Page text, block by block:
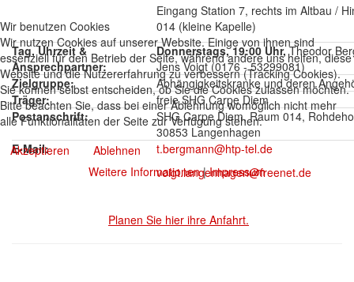
Eingang Station 7, rechts im Altbau /
014 (kleine Kapelle)
Tag, Uhrzeit &
Ansprechpartner:
Donnerstags, 19:00 Uhr,Theodor
Jens Voigt (0176 - 53299081)
Zielgruppe:
Abhängigkeitskranke und deren
Träger:
freie SHG Carpe Diem
Postanschrift:
SHG Carpe Diem, Raum 014,
30853 Langenhagen
E-Mail:
t.bergmann@htp-tel.de
voigt.langenhagen@freenet.de
Planen Sie hier ihre Anfahrt.
Wir benutzen Cookies
Wir nutzen Cookies auf unserer Website. Einige von ihnen sind
essenziell für den Betrieb der Seite, während andere uns helfen, diese
Website und die Nutzererfahrung zu verbessern (Tracking Cookies).
Sie können selbst entscheiden, ob Sie die Cookies zulassen möchten.
Bitte beachten Sie, dass bei einer Ablehnung womöglich nicht mehr
alle Funktionalitäten der Seite zur Verfügung stehen.
Akzeptieren
Ablehnen
Weitere Informationen|Impressum